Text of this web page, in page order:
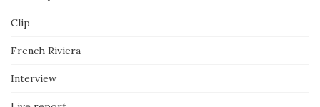
Clip
French Riviera
Interview